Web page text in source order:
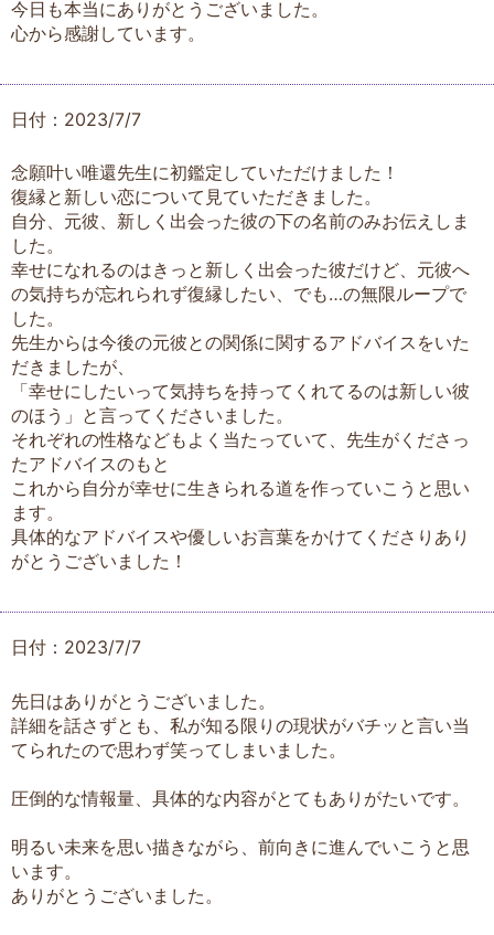
今日も本当にありがとうございました。
心から感謝しています。
日付：2023/7/7
念願叶い唯還先生に初鑑定していただけました！
復縁と新しい恋について見ていただきました。
自分、元彼、新しく出会った彼の下の名前のみお伝えしま
した。
幸せになれるのはきっと新しく出会った彼だけど、元彼へ
の気持ちが忘れられず復縁したい、でも…の無限ループで
した。
先生からは今後の元彼との関係に関するアドバイスをいた
だきましたが、
「幸せにしたいって気持ちを持ってくれてるのは新しい彼
のほう」と言ってくださいました。
それぞれの性格などもよく当たっていて、先生がくださっ
たアドバイスのもと
これから自分が幸せに生きられる道を作っていこうと思い
ます。
具体的なアドバイスや優しいお言葉をかけてくださりあり
がとうございました！
日付：2023/7/7
先日はありがとうございました。
詳細を話さずとも、私が知る限りの現状がバチッと言い当
てられたので思わず笑ってしまいました。
圧倒的な情報量、具体的な内容がとてもありがたいです。
明るい未来を思い描きながら、前向きに進んでいこうと思
います。
ありがとうございました。